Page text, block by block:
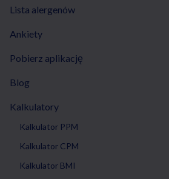
Lista alergenów
Ankiety
Pobierz aplikację
Blog
Kalkulatory
Kalkulator PPM
Kalkulator CPM
Kalkulator BMI